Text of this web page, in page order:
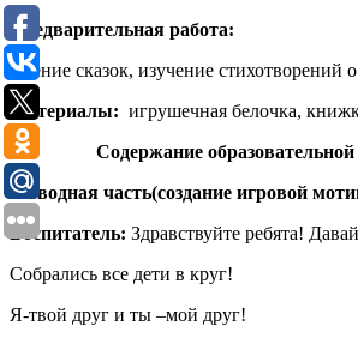
Предварительная работа:
чтение сказок, изучение стихотворений
Материалы: игрушечная белочка,
Содержание образовательной
1.Вводная часть(создание игровой
Воспитатель: Здравствуйте ребята!
Собрались все дети в круг!
Я-твой друг и ты –мой друг!